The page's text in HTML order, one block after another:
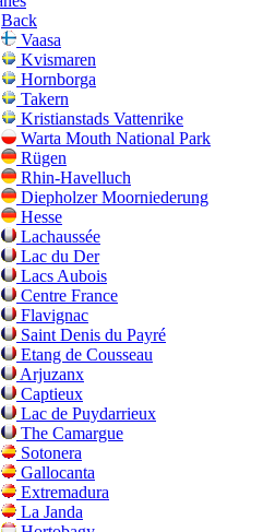
Back
Vaasa
Kvismaren
Hornborga
Takern
Kristianstads Vattenrike
Warta Mouth National Park
Rügen
Rhin-Havelluch
Diepholzer Moorniederung
Hesse
Lachaussée
Lac du Der
Lacs Aubois
Centre France
Flavignac
Saint Denis du Payré
Etang de Cousseau
Arjuzanx
Captieux
Lac de Puydarrieux
The Camargue
Sotonera
Gallocanta
Extremadura
La Janda